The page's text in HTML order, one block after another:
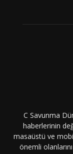
C Savunma
haberlerinin
masaüstü ve
önemli